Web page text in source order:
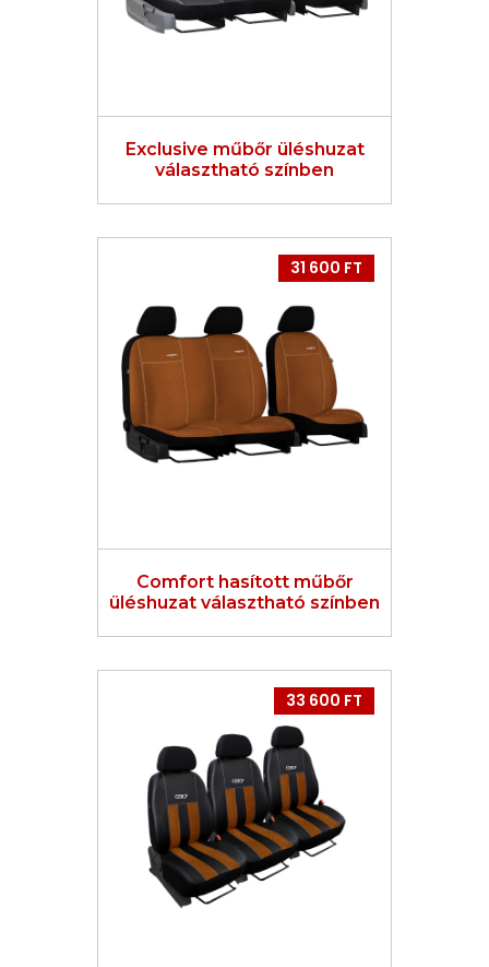
Exclusive műbőr üléshuzat
választható színben
31 600 FT
Comfort hasított műbőr
üléshuzat választható színben
33 600 FT